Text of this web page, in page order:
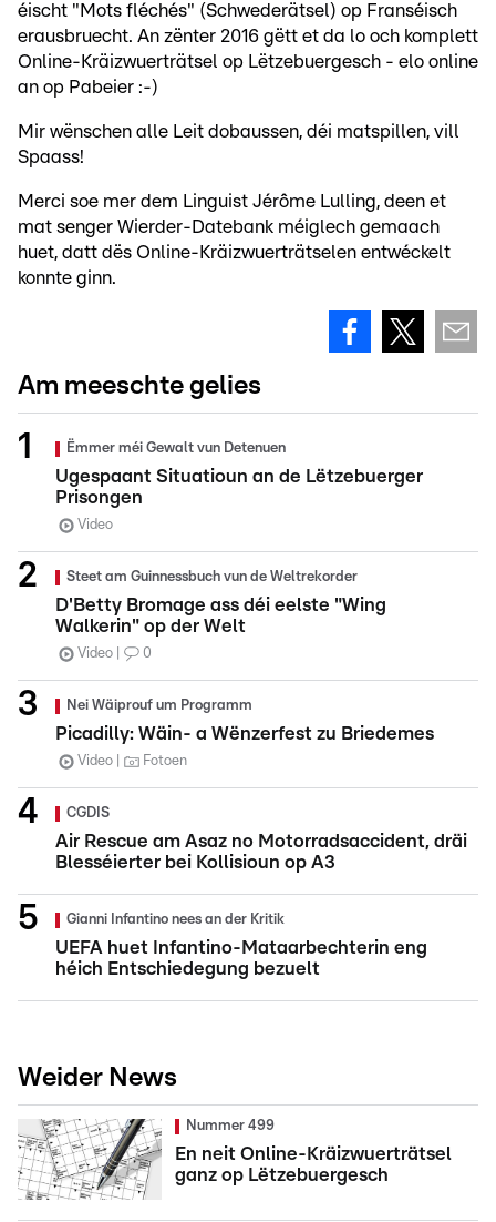
éischt "Mots fléchés" (Schwederätsel) op Franséisch
erausbruecht. An zënter 2016 gëtt et da lo och komplett
Online-Kräizwuerträtsel op Lëtzebuergesch - elo online
an op Pabeier :-)
Mir wënschen alle Leit dobaussen, déi matspillen, vill
Spaass!
Merci soe mer dem Linguist Jérôme Lulling, deen et
mat senger Wierder-Datebank méiglech gemaach
huet, datt dës Online-Kräizwuerträtselen entwéckelt
konnte ginn.
Am meeschte gelies
Ëmmer méi Gewalt vun Detenuen
Ugespaant Situatioun an de Lëtzebuerger
Prisongen
Video
Steet am Guinnessbuch vun de Weltrekorder
D'Betty Bromage ass déi eelste "Wing
Walkerin" op der Welt
Video 0
Nei Wäiprouf um Programm
Picadilly: Wäin- a Wënzerfest zu Briedemes
Video Fotoen
CGDIS
Air Rescue am Asaz no Motorradsaccident, dräi
Blesséierter bei Kollisioun op A3
Gianni Infantino nees an der Kritik
UEFA huet Infantino-Mataarbechterin eng
héich Entschiedegung bezuelt
Weider News
Nummer 499
En neit Online-Kräizwuerträtsel
ganz op Lëtzebuergesch